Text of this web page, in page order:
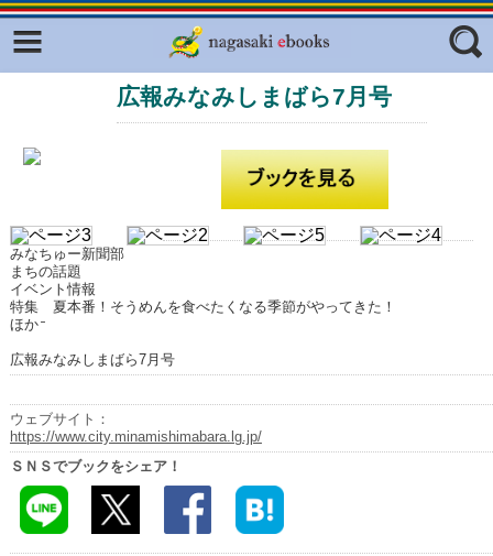
フリーワード
ジャンル
エリア
広報みなみしまばら7月号
みなちゅー新聞部
まちの話題
イベント情報
特集 夏本番！そうめんを食べたくなる季節がやってきた！
ほか
広報みなみしまばら7月号
ウェブサイト：
https://www.city.minamishimabara.lg.jp/
ＳＮＳでブックをシェア！
Facebook
ふくいろキラリプロジェクト
ラリー（TOKYO Brochures）
はじめてご利用される方へ
コンテンツ
広報誌ナビ
関連遺産
大学・専門学校ナビ
ハイスクールナビ